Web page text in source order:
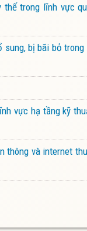
thế trong lĩnh vực
sung, bị bãi bỏ
vực hạ tầng kỹ
thông và internet